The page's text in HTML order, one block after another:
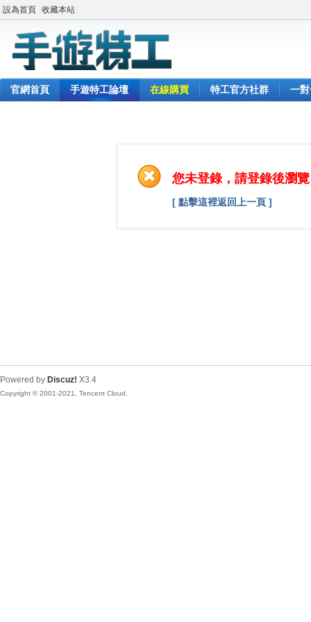
設為首頁 收藏本站
官網首頁 手遊特工論壇 在線購買 特工官方社群 一
您未登錄，請登錄後瀏
[ 點擊這裡返回上一頁 ]
Powered by Discuz! X3.4
Copyright © 2001-2021, Tencent Cloud.